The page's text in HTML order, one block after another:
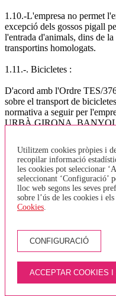
1.10.-L'empresa no permet
excepció dels gossos pigall
l'entrada d'animals, dins de
transportins homologats.
1.11.-. Bicicletes :
D'acord amb l'Ordre TES/
sobre el transport de
normativa a seguir per
URBÀ GIRONA,
Es podran transportar un
destinada per PMR (cadires
amb cadira de rodes vulgui
PMR estigui ocupat per una
l'autobús i esperar el
rodes. - Només s'acceptarà
INTERURBÀ - Les
hauran de tenir un estat de
quan estiguin brutes (fang,
pot admetre en cada vehicle
en funció de les dimensions
places s'ha fixat un màxim
preveure espai per la resta
Utilitzem cookies pròpies i
recopilar informació
les cookies pot seleccionar
seleccionant ‘Configuració’
lloc web segons les seves
sobre l’ús de les cookies i
Cookies.
CONFIGURACIÓ
ACCEPTAR COOKIES I